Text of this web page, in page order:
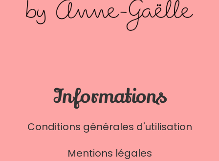
Informations
Conditions générales d'utilisation
Mentions légales